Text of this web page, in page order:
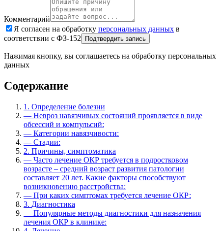
Комментарий
Я согласен на обработку персональных данных в
соответствии с ФЗ-152
Подтвердить запись
Нажимая кнопку, вы соглашаетесь на обработку персональных
данных
Содержание
1. Определение болезни
— Невроз навязчивых состояний проявляется в виде
обсессий и компульсий:
— Категории навязчивости:
— Стадии:
2. Причины, симптоматика
— Часто лечение ОКР требуется в подростковом
возрасте – средний возраст развития патологии
составляет 20 лет. Какие факторы способствуют
возникновению расстройства:
— При каких симптомах требуется лечение ОКР:
3. Диагностика
— Популярные методы диагностики для назначения
лечения ОКР в клинике: